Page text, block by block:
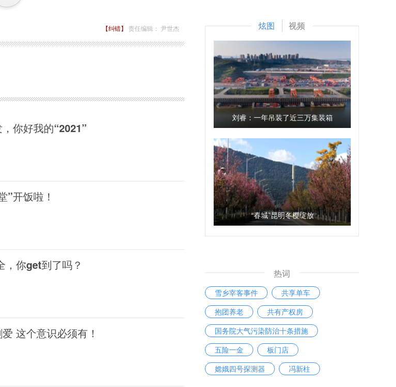
【纠错】 责任编辑： 尹世杰
你好我的“2021”
”开饭啦！
，你get到了吗？
这个意识必须有！
炫图 视频
刘睿：一年吊装了近三万集装箱
“春城”昆明冬樱绽放
热词
雪乡宰客事件
共享单车
抱团养老
共有产权房
国务院大气污染防治十条措施
五险一金
板门店
嫦娥四号探测器
冯新柱